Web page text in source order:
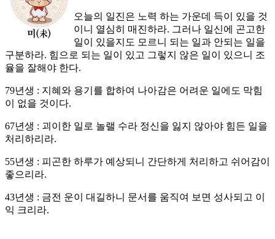
오늘의 일진은 노력 하는 가운데 득이 있을 것
이니 열심히 매진하라. 그러나 일신에 곤고한
일이 있을지도 모르니 되는 일과 안되는 일을
구분하라. 힘으로 되는 일이 있고 그렇지 않은 일이 있으니 조
율을 잘해야 한다.
79년생 : 지혜와 용기를 합하여 나아감은 어려운 일에도 막힘
이 없을 것이다.
67년생 : 괴이한 일로 놀랠 수라 정신을 잃지 않아야 힘든 일을
처리하리라.
55년생 : 피곤한 하루가 예상되니 간단하게 처리하고 쉬어감이
좋으리라.
43년생 : 금전 운이 대길하니 문서를 움직여 보면 성사되고 이
익 크리라.